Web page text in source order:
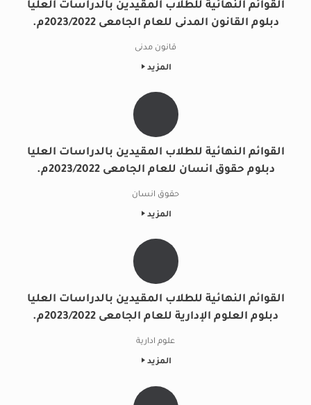
القوائم النهائية للطلاب المقيدين بالدراسات العليا
دبلوم القانون المدنى للعام الجامعى 2023/2022م.
قانون مدنى
المزيد
القوائم النهائية للطلاب المقيدين بالدراسات العليا
دبلوم حقوق انسان للعام الجامعى 2023/2022م.
حقوق انسان
المزيد
القوائم النهائية للطلاب المقيدين بالدراسات العليا
دبلوم العلوم الإدارية للعام الجامعى 2023/2022م.
علوم ادارية
المزيد